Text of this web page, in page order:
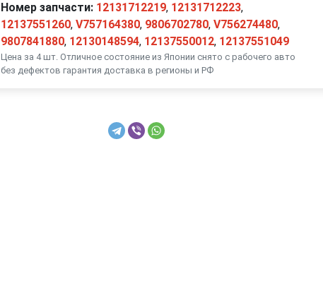
Toyota Volkswagen
Номер запчасти: 12131712219, 12131712223,
12137551260,V757164380, 9806702780,V756274480,
9807841880, 12130148594, 12137550012, 12137551049
Цена за 4 шт. Отличное состояние из Японии снято с рабочего авто
без дефектов гарантия доставка в регионы и РФ